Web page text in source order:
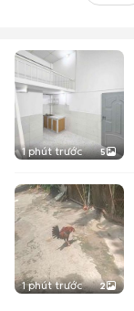
1 phút trước 5
1 phút trước 2